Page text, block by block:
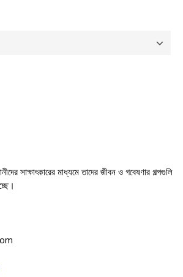
সাক্ষাৎকারের মাধ্যমে তাদের জীবন ও গবেষণার গল্পগুলি